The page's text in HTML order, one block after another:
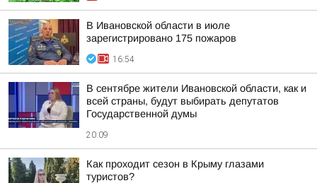
В Ивановской области в июле
зарегистрировано 175 пожаров
16:54
В сентябре жители Ивановской области, как и
всей страны, будут выбирать депутатов
Государственной думы
20:09
Как проходит сезон в Крыму глазами
туристов?